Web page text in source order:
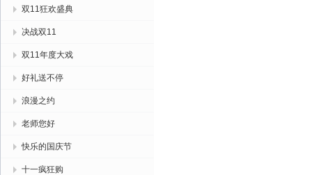
双11狂欢盛典
决战双11
双11年度大戏
好礼送不停
浪漫之约
老师您好
快乐的国庆节
十一疯狂购